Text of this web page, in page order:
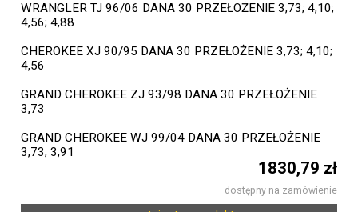
WRANGLER TJ 96/06 DANA 30 PRZEŁOŻENIE 3,73; 4,10;
4,56; 4,88
CHEROKEE XJ 90/95 DANA 30 PRZEŁOŻENIE 3,73; 4,10;
4,56
GRAND CHEROKEE ZJ 93/98 DANA 30 PRZEŁOŻENIE
3,73
GRAND CHEROKEE WJ 99/04 DANA 30 PRZEŁOŻENIE
3,73; 3,91
1830,79 zł
dostępny na zamówienie